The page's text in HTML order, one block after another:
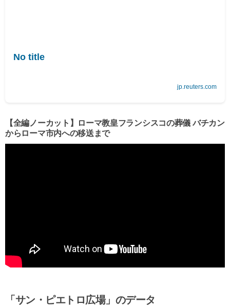
No title
jp.reuters.com
【全編ノーカット】ローマ教皇フランシスコの葬儀 バチカン
からローマ市内への移送まで
「サン・ピエトロ広場」のデータ